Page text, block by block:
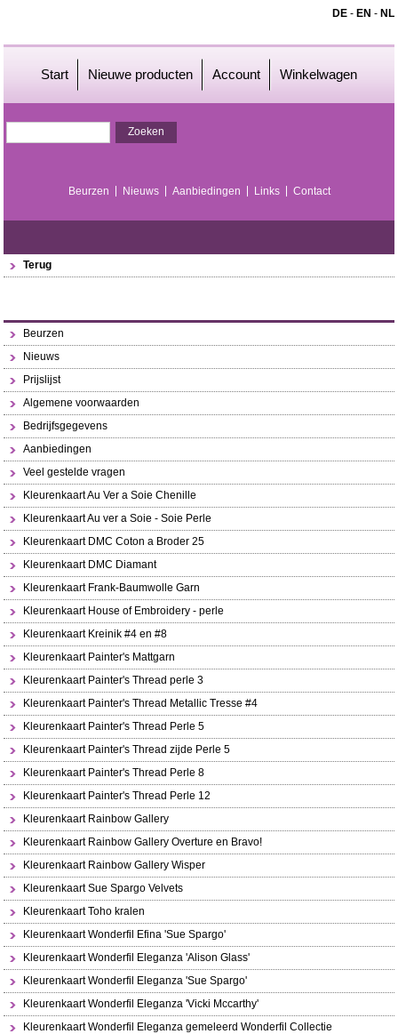
DE- EN - NL
Start Nieuwe producten Account Winkelwagen
Beurzen Nieuws Aanbiedingen Links Contact
Terug
Beurzen
Nieuws
Prijslijst
Algemene voorwaarden
Bedrijfsgegevens
Aanbiedingen
Veel gestelde vragen
Kleurenkaart Au Ver a Soie Chenille
Kleurenkaart Au ver a Soie - Soie Perle
Kleurenkaart DMC Coton a Broder 25
Kleurenkaart DMC Diamant
Kleurenkaart Frank-Baumwolle Garn
Kleurenkaart House of Embroidery - perle
Kleurenkaart Kreinik #4 en #8
Kleurenkaart Painter's Mattgarn
Kleurenkaart Painter's Thread perle 3
Kleurenkaart Painter's Thread Metallic Tresse #4
Kleurenkaart Painter's Thread Perle 5
Kleurenkaart Painter's Thread zijde Perle 5
Kleurenkaart Painter's Thread Perle 8
Kleurenkaart Painter's Thread Perle 12
Kleurenkaart Rainbow Gallery
Kleurenkaart Rainbow Gallery Overture en Bravo!
Kleurenkaart Rainbow Gallery Wisper
Kleurenkaart Sue Spargo Velvets
Kleurenkaart Toho kralen
Kleurenkaart Wonderfil Efina 'Sue Spargo'
Kleurenkaart Wonderfil Eleganza 'Alison Glass'
Kleurenkaart Wonderfil Eleganza 'Sue Spargo'
Kleurenkaart Wonderfil Eleganza 'Vicki Mccarthy'
Kleurenkaart Wonderfil Eleganza gemeleerd Wonderfil Collectie